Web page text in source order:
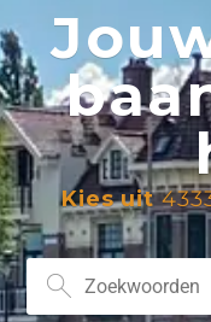
Kies uit